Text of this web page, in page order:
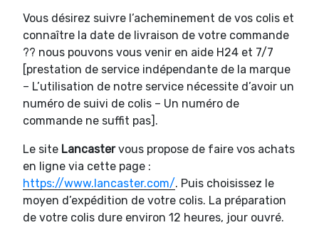
Vous désirez suivre l’acheminement de vos colis et
connaître la date de livraison de votre commande
?? nous pouvons vous venir en aide H24 et 7/7
[prestation de service indépendante de la marque
– L’utilisation de notre service nécessite d’avoir un
numéro de suivi de colis – Un numéro de
commande ne suffit pas].
Le site Lancastervous propose de faire vos achats
en ligne via cette page :
https://www.lancaster.com/. Puis choisissez le
moyen d’expédition de votre colis. La préparation
de votre colis dure environ 12 heures, jour ouvré.